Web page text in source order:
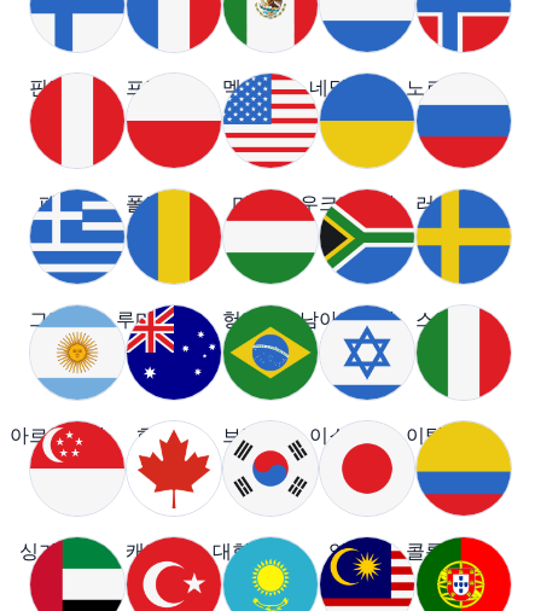
핀란드 프랑스 멕시코 네덜란드 노르웨이
페루 폴란드 미국 우크라이나 러시아
그리스 루마니아 헝가리 남아프리카 스웨덴
아르헨티나 호주 브라질 이스라엘 이탈리아
싱가포르 캐나다 대한민국 일본 콜롬비아